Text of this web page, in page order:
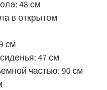
48 см
в открытом
см
47 см
частью: 90 см